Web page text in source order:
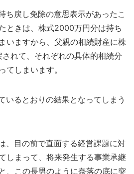
ち戻し免除の意思表示があったこ
ときは、株式2000万円分は持ち
いますから、父親の相続財産に株
れて、それぞれの具体的相続分
てしまいます。
いるとおりの結果となってしまう
、目の前で直面する経営課題に対
しまって、将来発生する事業承継
、この長男のように奈落の底に突